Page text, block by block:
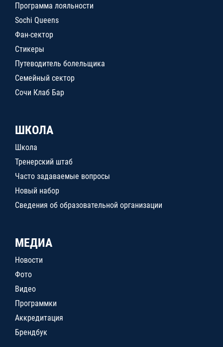
Программа лояльности
Sochi Queens
Фан-сектор
Стикеры
Путеводитель болельщика
Семейный сектор
Сочи Клаб Бар
ШКОЛА
Школа
Тренерский штаб
Часто задаваемые вопросы
Новый набор
Сведения об образовательной организации
МЕДИА
Новости
Фото
Видео
Программки
Аккредитация
Брендбук